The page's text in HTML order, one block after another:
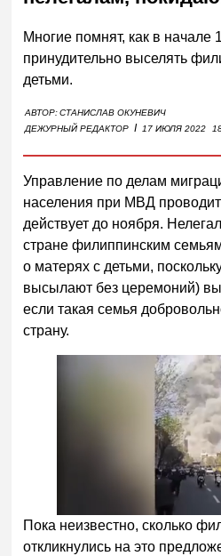
Многие помнят, как в начале
принудительно выселять
детьми.
АВТОР:СТАНИСЛАВ ОКУНЕВИЧ
ДЕЖУРНЫЙ РЕДАКТОР I 17 ИЮЛЯ 2022
Управление по делам
населения при МВД
действует до ноября.
стране филиппинским
о матерях с детьми,
высылают без церемоний)
если такая семья
страну.
Пока неизвестно, сколько
откликнулись на это